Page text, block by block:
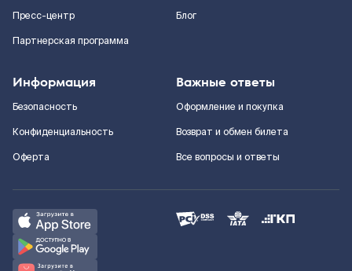
Пресс-центр
Партнерская программа
Блог
Информация
Безопасность
Конфиденциальность
Оферта
Важные ответы
Оформление и покупка
Возврат и обмен билета
Все вопросы и ответы